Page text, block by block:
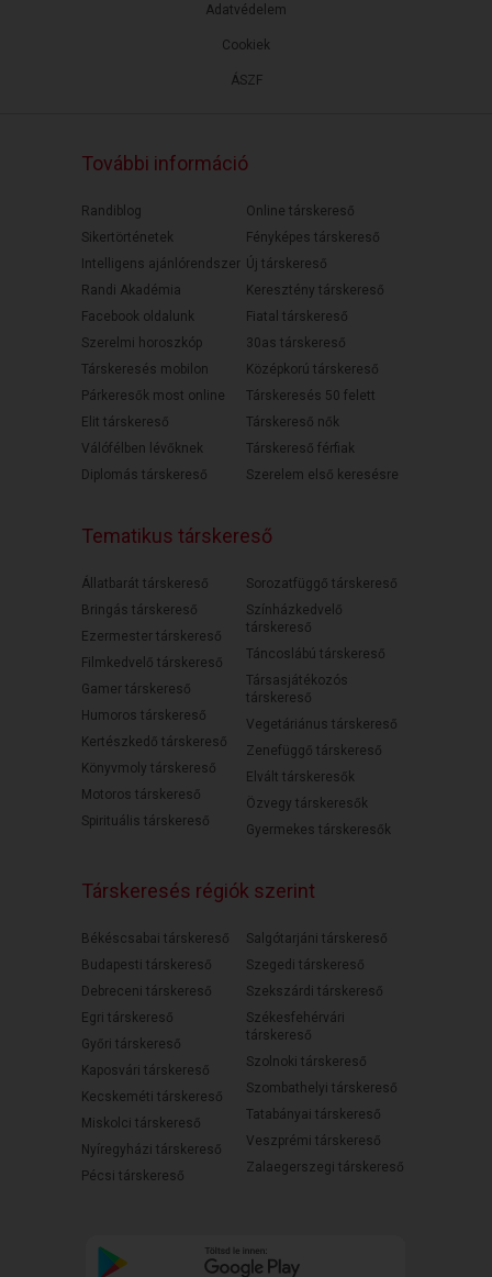
ÁSZF
Adatvédelem
Cookiek
További információ
Randiblog
Sikertörténetek
Intelligens ajánlórendszer
Randi Akadémia
Facebook oldalunk
Szerelmi horoszkóp
Társkeresés mobilon
Párkeresők most online
Elit társkereső
Válófélben lévőknek
Diplomás társkereső
Online társkereső
Fényképes társkereső
Új társkereső
Keresztény társkereső
Fiatal társkereső
30as társkereső
Középkorú társkereső
Társkeresés 50 felett
Társkereső nők
Társkereső férfiak
Szerelem első keresésre
Tematikus társkereső
Állatbarát társkereső
Bringás társkereső
Ezermester társkereső
Filmkedvelő társkereső
Gamer társkereső
Humoros társkereső
Kertészkedő társkereső
Könyvmoly társkereső
Motoros társkereső
Spirituális társkereső
Sorozatfüggő társkereső
Színházkedvelő
társkereső
Táncoslábú társkereső
Társasjátékozós
társkereső
Vegetáriánus társkereső
Zenefüggő társkereső
Elvált társkeresők
Özvegy társkeresők
Gyermekes társkeresők
Társkeresés régiók szerint
Békéscsabai társkereső
Budapesti társkereső
Debreceni társkereső
Egri társkereső
Győri társkereső
Kaposvári társkereső
Kecskeméti társkereső
Miskolci társkereső
Nyíregyházi társkereső
Pécsi társkereső
Salgótarjáni társkereső
Szegedi társkereső
Szekszárdi társkereső
Székesfehérvári
társkereső
Szolnoki társkereső
Szombathelyi társkereső
Tatabányai társkereső
Veszprémi társkereső
Zalaegerszegi társkereső